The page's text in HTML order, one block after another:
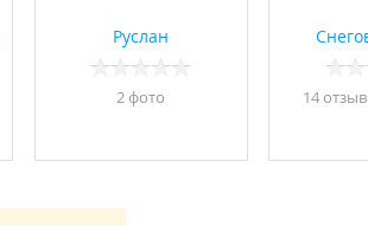
Руслан
2 фото 14